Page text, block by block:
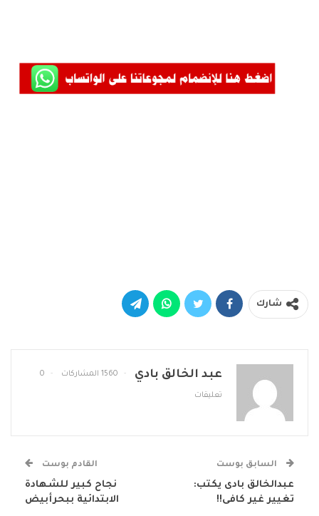
شارك
عبد الخالق بادي 1560 المشاركات 0
تعليقات
السابق بوست
عبدالخالق بادى يكتب:
تغيير غير كافى!!
القادم بوست
نجاح كبير للشهادة
الابتدائية ببحرأبيض